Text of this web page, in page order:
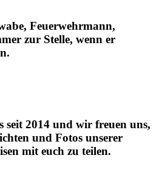
Feuerwehrmann,
zur Stelle, wenn er
seit 2014 und wir freuen uns,
und Fotos unserer
mit euch zu teilen.